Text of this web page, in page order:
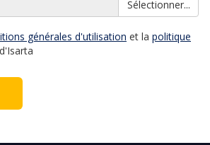
Sélectionner...
générales d'utilisation et la politique
d'Isarta